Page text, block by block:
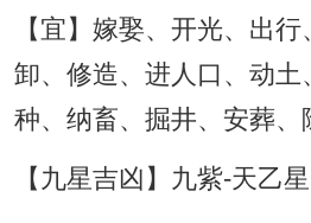
【宜】嫁娶、开光、出
卸、修造、进人口、动土
种、纳畜、掘井、安葬、
【九星吉凶】九紫-天乙